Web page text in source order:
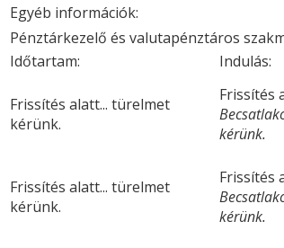
Egyéb információk:
Pénztárkezelő és valutapénztáros
Időtartam:
Indulás:
Frissítés alatt... türelmet
kérünk.
Frissítés
kérünk.
Frissítés alatt... türelmet
kérünk.
Frissítés
kérünk.